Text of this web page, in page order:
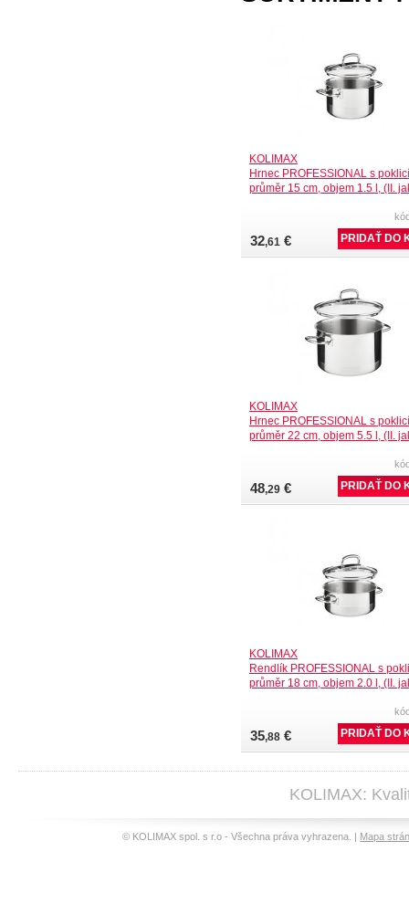
KOLIMAX
Hrnec PROFESSIONAL s
průměr 15 cm, objem 1.5 l, (II.
32,61 €
KOLIMAX
Hrnec PROFESSIONAL s
průměr 22 cm, objem 5.5 l, (II.
48,29 €
KOLIMAX
Rendlík PROFESSIONAL s
průměr 18 cm, objem 2.0 l, (II.
35,88 €
KOLIMAX:
© KOLIMAX spol. s r.o - Všechna práva vyhrazena. | Mapa